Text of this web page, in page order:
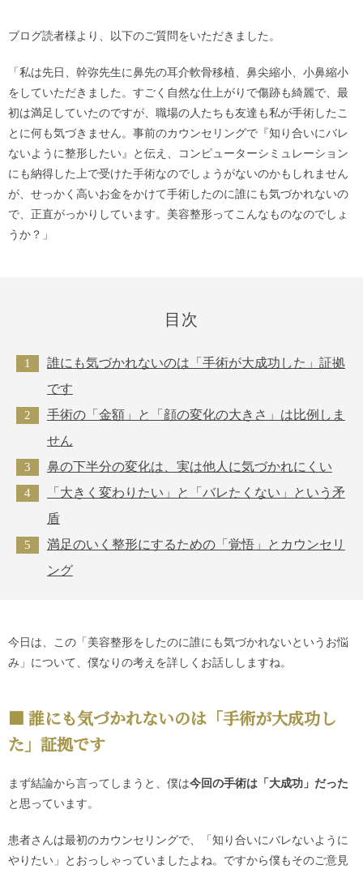
ブログ読者様より、以下のご質問をいただきました。
「私は先日、幹弥先生に鼻先の耳介軟骨移植、鼻尖縮小、小鼻縮小
をしていただきました。すごく自然な仕上がりで傷跡も綺麗で、最
初は満足していたのですが、職場の人たちも友達も私が手術したこ
とに何も気づきません。事前のカウンセリングで『知り合いにバレ
ないように整形したい』と伝え、コンピューターシミュレーション
にも納得した上で受けた手術なのでしょうがないのかもしれません
が、せっかく高いお金をかけて手術したのに誰にも気づかれないの
で、正直がっかりしています。美容整形ってこんなものなのでしょ
うか？」
目次
誰にも気づかれないのは「手術が大成功した」証拠
です
手術の「金額」と「顔の変化の大きさ」は比例しま
せん
鼻の下半分の変化は、実は他人に気づかれにくい
「大きく変わりたい」と「バレたくない」という矛
盾
満足のいく整形にするための「覚悟」とカウンセリ
ング
今日は、この「美容整形をしたのに誰にも気づかれないというお悩
み」について、僕なりの考えを詳しくお話ししますね。
誰にも気づかれないのは「手術が大成功し
た」証拠です
まず結論から言ってしまうと、僕は今回の手術は「大成功」だった
と思っています。
患者さんは最初のカウンセリングで、「知り合いにバレないように
やりたい」とおっしゃっていましたよね。ですから僕もそのご意見